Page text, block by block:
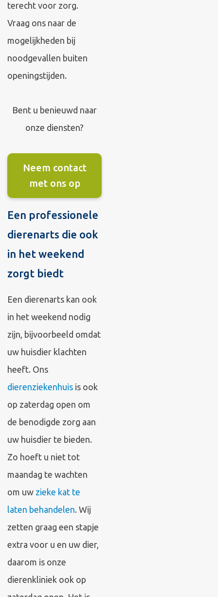
terecht voor zorg.
Vraag ons naar de
mogelijkheden bij
noodgevallen buiten
openingstijden.
Bent u benieuwd naar
onze diensten?
Neem contact
met ons op
Een professionele
dierenarts die ook
in het weekend
zorgt biedt
Een dierenarts kan ook
in het weekend nodig
zijn, bijvoorbeeld omdat
uw huisdier klachten
heeft. Ons
dierenziekenhuis is ook
op zaterdag open om
de benodigde zorg aan
uw huisdier te bieden.
Zo hoeft u niet tot
maandag te wachten
om uw zieke kat te
laten behandelen. Wij
zetten graag een stapje
extra voor u en uw dier,
daarom is onze
dierenkliniek ook op